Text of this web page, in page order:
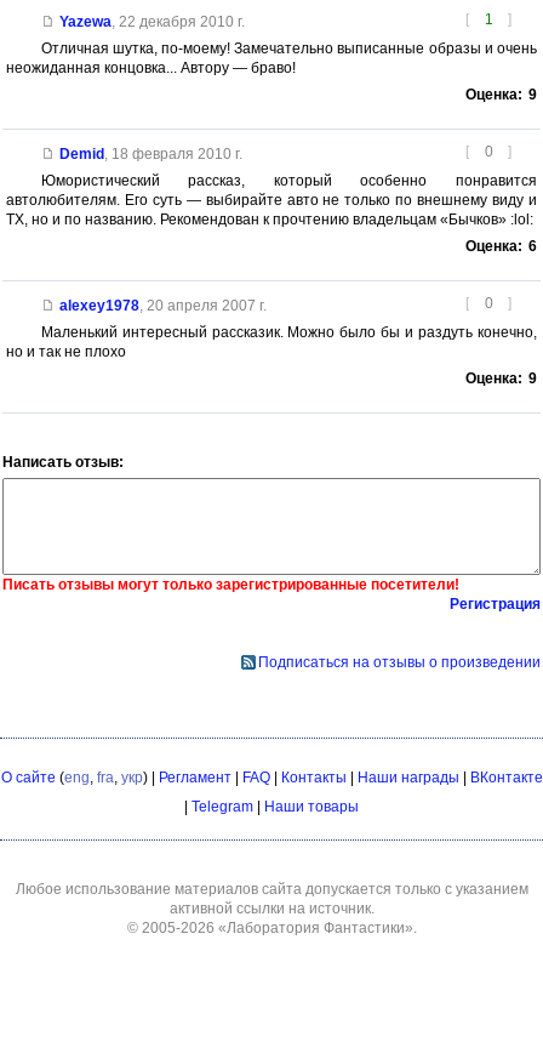
[ 1 ]
Yazewa 22 декабря 2010 г.
Отличная шутка, по-моему! Замечательно выписанные образы и очень
неожиданная концовка... Автору — браво!
Оценка: 9
[ 0 ]
Demid, 18 февраля 2010 г.
Юмористический рассказ, который особенно понравится
автолюбителям. Его суть — выбирайте авто не только по внешнему виду и
ТХ, но и по названию. Рекомендован к прочтению владельцам «Бычков» :lol:
Оценка: 6
[ 0 ]
alexey1978, 20 апреля 2007 г.
Маленький интересный рассказик. Можно было бы и раздуть конечно,
но и так не плохо
Оценка: 9
Написать отзыв:
Писать отзывы могут только зарегистрированные посетители!
Регистрация
Подписаться на отзывы о произведении
О сайте (eng fra укр) | Регламент| FAQ| Контакты | Наши награды | ВКонтакте
| Telegram | Наши товары
Любое использование материалов сайта допускается только с указанием
активной ссылки на источник.
© 2005-2026 «Лаборатория Фантастики»